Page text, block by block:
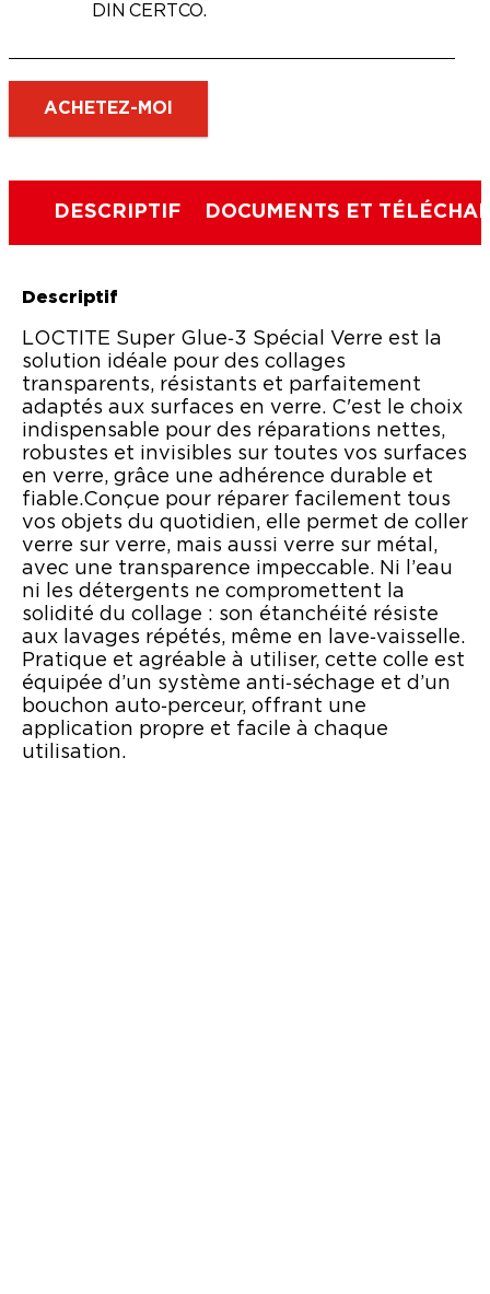
DIN CERTCO.
ACHETEZ-MOI
DESCRIPTIF DOCUMENTS ET
Descriptif
LOCTITE Super Glue‑3 Spécial Verre est la
solution idéale pour des collages
transparents, résistants et parfaitement
adaptés aux surfaces en verre. C'est le choix
indispensable pour des réparations nettes,
robustes et invisibles sur toutes vos surfaces
en verre, grâce une adhérence durable et
fiable.Conçue pour réparer facilement tous
vos objets du quotidien, elle permet de coller
verre sur verre, mais aussi verre sur métal,
avec une transparence impeccable. Ni l’eau
ni les détergents ne compromettent la
solidité du collage : son étanchéité résiste
aux lavages répétés, même en lave‑vaisselle.
Pratique et agréable à utiliser, cette colle est
équipée d’un système anti‑séchage et d’un
bouchon auto‑perceur, offrant une
application propre et facile à chaque
utilisation.